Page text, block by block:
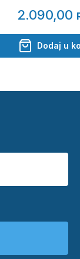
2.090,00
Dodaj u